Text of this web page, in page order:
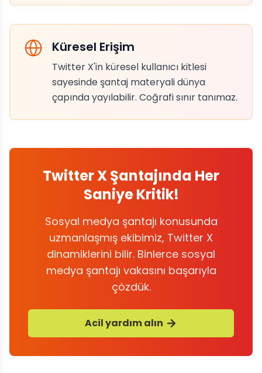
Küresel Erişim
Twitter X'in küresel kullanıcı kitlesi
sayesinde şantaj materyali dünya
çapında yayılabilir. Coğrafi sınır tanımaz.
Twitter X Şantajında Her
Saniye Kritik!
Sosyal medya şantajı konusunda
uzmanlaşmış ekibimiz, Twitter X
dinamiklerini bilir. Binlerce sosyal
medya şantajı vakasını başarıyla
çözdük.
Acil yardım alın